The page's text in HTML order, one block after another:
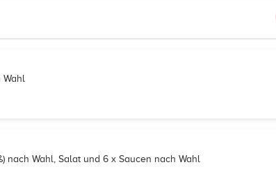
Wahl
nach Wahl, Salat und 6 x Saucen nach Wahl